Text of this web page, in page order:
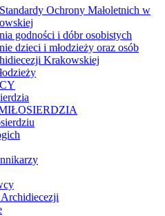
Ochrony Małoletnich w
godności i dóbr osobistych
dzieci i młodzieży oraz osób
Krakowskiej